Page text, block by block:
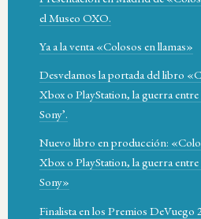
el Museo OXO.
Ya a la venta «Colosos en llamas»
Desvelamos la portada del libro
Xbox o PlayStation, la guerra
Sony’.
Nuevo libro en producción:
Xbox o PlayStation, la guerra
Sony»
Finalista en los Premios DeVuego